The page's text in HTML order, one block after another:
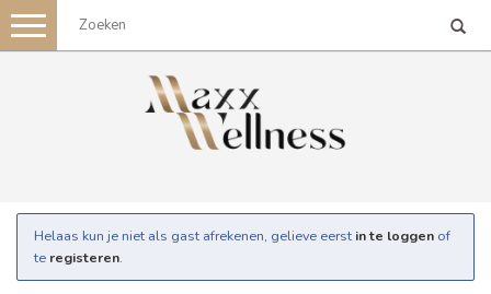
Toggle
navigation
Helaas kun je niet als gast afrekenen, gelieve eerst in te loggen of
te registeren.